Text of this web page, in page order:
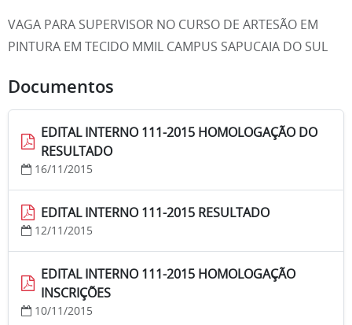
VAGA PARA SUPERVISOR NO CURSO DE ARTESÃO EM
PINTURA EM TECIDO MMIL CAMPUS SAPUCAIA DO SUL
Documentos
EDITAL INTERNO 111-2015 HOMOLOGAÇÃO DO
RESULTADO
16/11/2015
EDITAL INTERNO 111-2015 RESULTADO
12/11/2015
EDITAL INTERNO 111-2015 HOMOLOGAÇÃO
INSCRIÇÕES
10/11/2015